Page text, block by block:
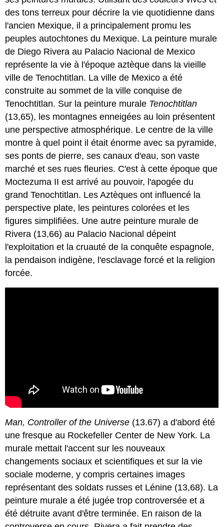
des tons terreux pour décrire la vie quotidienne dans
l'ancien Mexique, il a principalement promu les
peuples autochtones du Mexique. La peinture murale
de Diego Rivera au Palacio Nacional de Mexico
représente la vie à l'époque aztèque dans la vieille
ville de Tenochtitlan. La ville de Mexico a été
construite au sommet de la ville conquise de
Tenochtitlan. Sur la peinture murale Tenochtitlan
(13,65), les montagnes enneigées au loin présentent
une perspective atmosphérique. Le centre de la ville
montre à quel point il était énorme avec sa pyramide,
ses ponts de pierre, ses canaux d'eau, son vaste
marché et ses rues fleuries. C'est à cette époque que
Moctezuma II est arrivé au pouvoir, l'apogée du
grand Tenochtitlan. Les Aztèques ont influencé la
perspective plate, les peintures colorées et les
figures simplifiées. Une autre peinture murale de
Rivera (13,66) au Palacio Nacional dépeint
l'exploitation et la cruauté de la conquête espagnole,
la pendaison indigène, l'esclavage forcé et la religion
forcée.
Man, Controller of the Universe (13.67) a d'abord été
une fresque au Rockefeller Center de New York. La
murale mettait l'accent sur les nouveaux
changements sociaux et scientifiques et sur la vie
sociale moderne, y compris certaines images
représentant des soldats russes et Lénine (13,68). La
peinture murale a été jugée trop controversée et a
été détruite avant d'être terminée. En raison de la